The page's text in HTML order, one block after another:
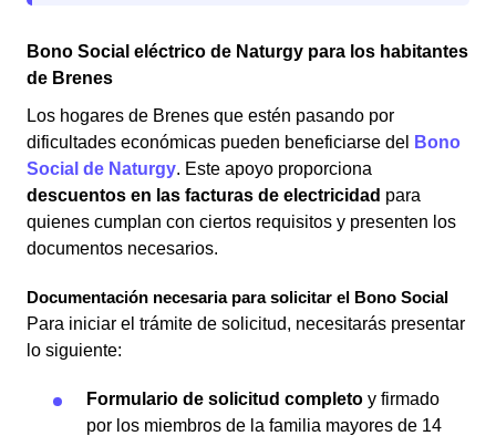
Bono Social eléctrico de Naturgy para los habitantes
de Brenes
Los hogares de Brenes que estén pasando por
dificultades económicas pueden beneficiarse del
Bono
Social de Naturgy. Este apoyo proporciona
descuentos en las facturas de electricidad para
quienes cumplan con ciertos requisitos y presenten los
documentos necesarios.
Documentación necesaria para solicitar el Bono Social
Para iniciar el trámite de solicitud, necesitarás presentar
lo siguiente:
Formulario de solicitud completo y firmado
por los miembros de la familia mayores de 14